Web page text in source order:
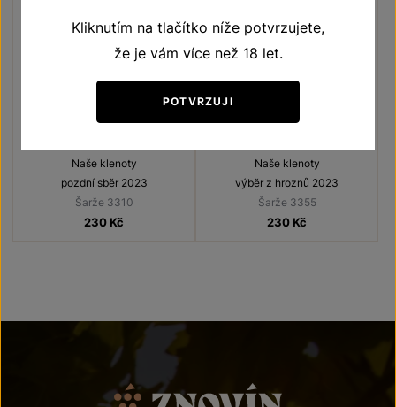
Naše klenoty
pozdní sběr 2023
Šarže 3310
230 Kč
Naše klenoty
výběr z hroznů 2023
Šarže 3355
230 Kč
Kliknutím na tlačítko níže potvrzujete,
že je vám více než 18 let.
POTVRZUJI